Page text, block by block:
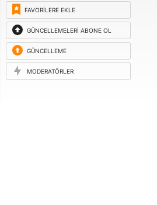
FAVORILERE EKLE
GÜNCELLEMELERI ABONE OL
GÜNCELLEME
ISTEĞI
MODERATÖRLER